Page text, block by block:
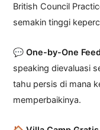
British Council
semakin tinggi
💬 One-by-One
speaking dievaluasi
tahu persis di mana
memperbaikinya.